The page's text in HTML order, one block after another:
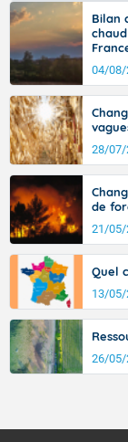
vent turbulent
ouest, dans un
l’ouest de l’Hérault.
signifiant au-delà
d’où provient ce vent.
Bilan
04/08/
28/07/
de
21/05/
Quel
13/05/
26/05/